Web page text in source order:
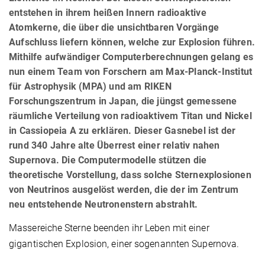
entstehen in ihrem heißen Innern radioaktive
Atomkerne, die über die unsichtbaren Vorgänge
Aufschluss liefern können, welche zur Explosion führen.
Mithilfe aufwändiger Computerberechnungen gelang es
nun einem Team von Forschern am Max-Planck-Institut
für Astrophysik (MPA) und am RIKEN
Forschungszentrum in Japan, die jüngst gemessene
räumliche Verteilung von radioaktivem Titan und Nickel
in Cassiopeia A zu erklären. Dieser Gasnebel ist der
rund 340 Jahre alte Überrest einer relativ nahen
Supernova. Die Computermodelle stützen die
theoretische Vorstellung, dass solche Sternexplosionen
von Neutrinos ausgelöst werden, die der im Zentrum
neu entstehende Neutronenstern abstrahlt.
Massereiche Sterne beenden ihr Leben mit einer
gigantischen Explosion, einer sogenannten Supernova.